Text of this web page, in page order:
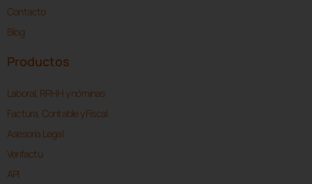
Contacto
Blog
Productos
Laboral, RRHH y nóminas
Factura, Contable y Fiscal
Asesoría Legal
Verifactu
API